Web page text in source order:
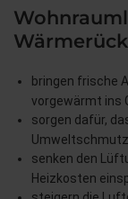
bringen frische
vorgewärmt ins
sorgen dafür,
senken den
Heizkosten